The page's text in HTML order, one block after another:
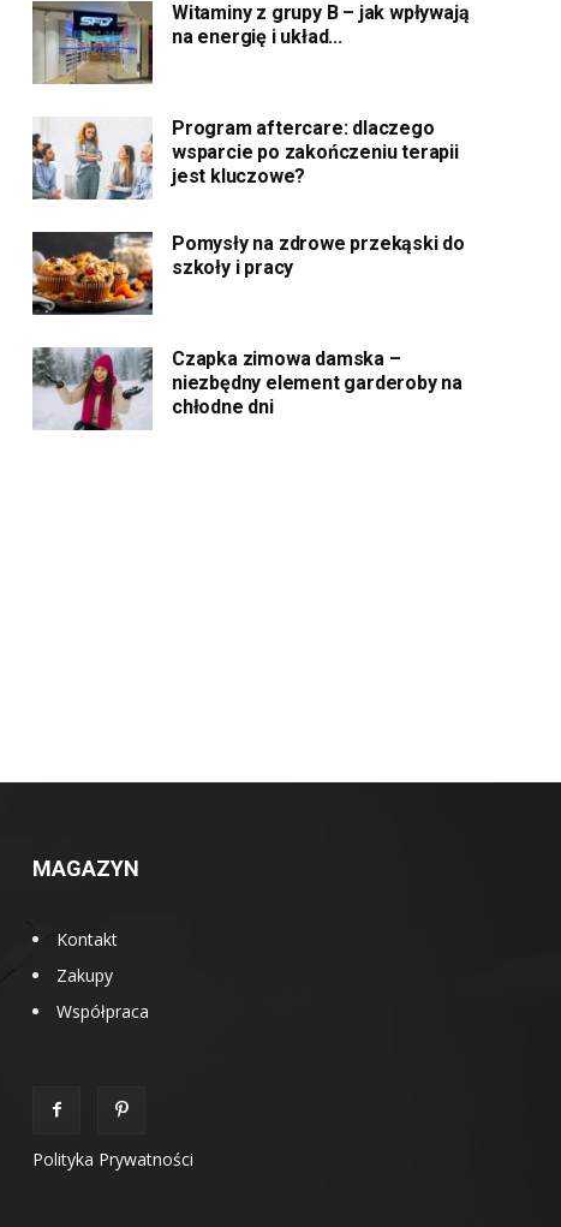
Witaminy z grupy B – jak wpływają
na energię i układ...
Program aftercare: dlaczego
wsparcie po zakończeniu terapii
jest kluczowe?
Pomysły na zdrowe przekąski do
szkoły i pracy
Czapka zimowa damska –
niezbędny element garderoby na
chłodne dni
MAGAZYN
Kontakt
Zakupy
Współpraca
Polityka Prywatności